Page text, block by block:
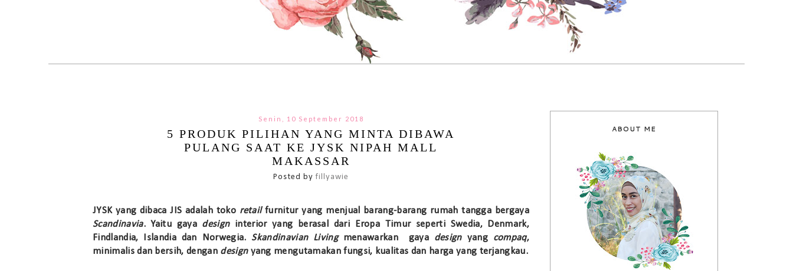
Senin, 10 September 2018
5 PRODUK PILIHAN YANG MINTA DIBAWA
PULANG SAAT KE JYSK NIPAH MALL
MAKASSAR
Posted byfillyawie
JYSK yang dibaca JIS adalah toko retailfurnitur yang menjual barang-barang rumah tangga bergaya
Scandinavia. Yaitu gaya design interior yang berasal dari Eropa Timur seperti Swedia, Denmark,
Findlandia, Islandia dan Norwegia. Skandinavian Livingmenawarkan gaya design yang compaq,
minimalis dan bersih, dengan design yang mengutamakan fungsi, kualitas dan harga yang terjangkau.
ABOUT ME